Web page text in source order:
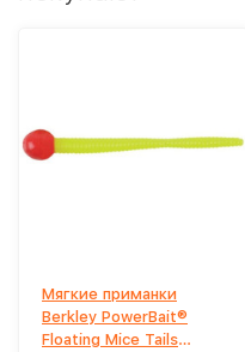
Мягкие приманки
Berkley PowerBait®
Floating Mice Tails